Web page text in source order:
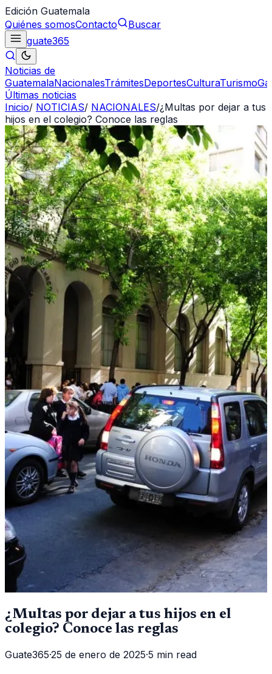
Edición Guatemala
Quiénes somosContacto
Buscar
guate365
Noticias de
GuatemalaNacionalesTrámitesDeportesCulturaTurismo
Últimas noticias
Inicio/ NOTICIAS/ NACIONALES/¿Multas por dejar a tus
hijos en el colegio? Conoce las reglas
¿Multas por dejar a tus hijos en el
colegio? Conoce las reglas
Guate365·25 de enero de 2025·5 min read